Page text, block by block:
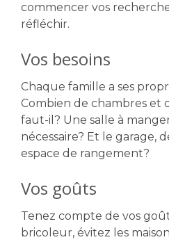
commencer vos
réfléchir.
Vos besoins
Chaque famille a ses
Combien de chambres et
faut-il? Une salle à
nécessaire? Et le garage,
espace de rangement?
Vos goûts
Tenez compte de vos
bricoleur, évitez les